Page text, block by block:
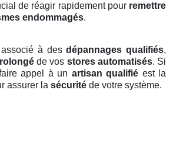
de réagir rapidement pour remettre
endommagés.
associé à desdépannages qualifiés,
de vos stores automatisés. Si
appel à un artisan qualifié est la
assurer la sécurité de votre système.